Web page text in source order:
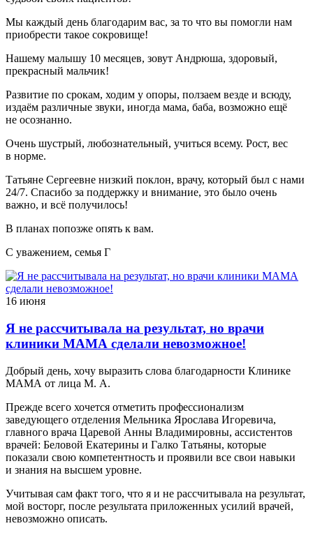
Мы каждый день благодарим вас, за то что вы помогли нам
приобрести такое сокровище!
Нашему малышу 10 месяцев, зовут Андрюша, здоровый,
прекрасный мальчик!
Развитие по срокам, ходим у опоры, ползаем везде и всюду,
издаём различные звуки, иногда мама, баба, возможно ещё
не осознанно.
Очень шустрый, любознательный, учиться всему. Рост, вес
в норме.
Татьяне Сергеевне низкий поклон, врачу, который был с нами
24/7. Спасибо за поддержку и внимание, это было очень
важно, и всё получилось!
В планах попозже опять к вам.
С уважением, семья Г
16 июня
Я не рассчитывала на результат, но врачи
клиники МАМА сделали невозможное!
Добрый день, хочу выразить слова благодарности Клинике
МАМА от лица М. А.
Прежде всего хочется отметить профессионализм
заведующего отделения Мельника Ярослава Игоревича,
главного врача Царевой Анны Владимировны, ассистентов
врачей: Беловой Екатерины и Галко Татьяны, которые
показали свою компетентность и проявили все свои навыки
и знания на высшем уровне.
Учитывая сам факт того, что я и не рассчитывала на результат,
мой восторг, после результата приложенных усилий врачей,
невозможно описать.